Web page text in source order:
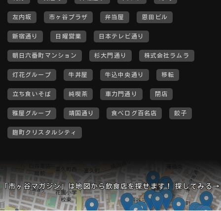
左内坂 市ヶ谷プラザ 弁当屋 恩田ビル
新宿通り 日曜営業 日本テレビ通り
朝日六番町マンション 杉大門通り 株式会社ラムラ
灯花グループ 牛丼屋 牛込中央通り 移転
立ち食いそば 純喫茶 車力門通り 閉店
雅屋グループ 靖国通り 食べログ百名店 餃子
麹町クリスタルシティ
「市ヶ谷マガジン」は地図から飲食店を探せます！ 探してみる→